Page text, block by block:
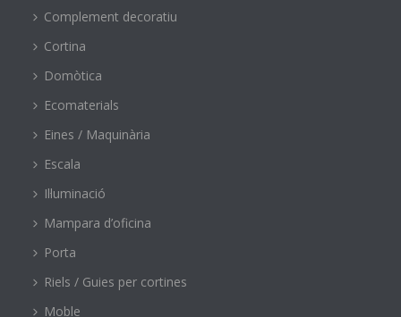
Complement decoratiu
Cortina
Domòtica
Ecomaterials
Eines / Maquinària
Escala
Il·luminació
Mampara d’oficina
Porta
Riels / Guies per cortines
Moble